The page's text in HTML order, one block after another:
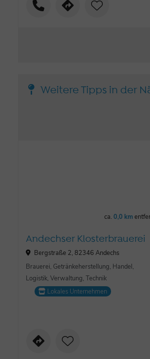
Weitere Tipps in der
ca.0,0 km
Andechser Klosterbrauerei
Bergstraße 2, 82346 Andechs
Brauerei, Getränkeherstellung, Handel,
Logistik, Verwaltung, Technik
Lokales Unternehmen